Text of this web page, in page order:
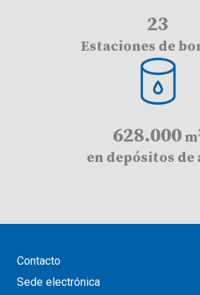
23
Estaciones de
628.000m
en depósitos de
Contacto
Sede electrónica